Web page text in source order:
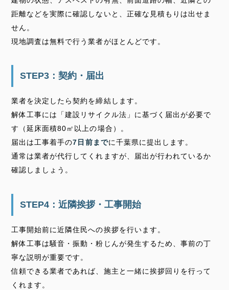
距離などを実際に確認しないと、正確な見積もりは出せま
せん。
現地調査は無料で行う業者がほとんどです。
STEP3：契約・届出
業者を決定したら契約を締結します。
解体工事には「建設リサイクル法」に基づく届出が必要で
す（延床面積80㎡以上の場合）。
届出は工事着手の7日前までに千葉県に提出します。
通常は業者が代行してくれますが、届出が行われているか
確認しましょう。
STEP4：近隣挨拶・工事開始
工事開始前に近隣住民への挨拶を行います。
解体工事は騒音・振動・粉じんが発生するため、事前の丁
寧な説明が重要です。
信頼できる業者であれば、施主と一緒に挨拶回りを行って
くれます。